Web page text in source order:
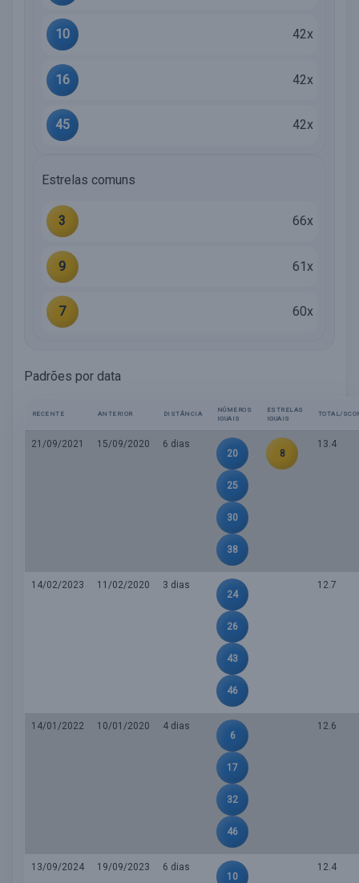
10 42x
16 42x
45 42x
Estrelas comuns
3 66x
9 61x
7 60x
Padrões por data
RECENTE ANTERIOR DISTÂNCIA
NÚMEROS
IGUAIS
ESTRELAS
IGUAIS
TOTAL/
21/09/2021 15/09/2020
6 dias
20
25
30
38
8
13.4
14/02/2023 11/02/2020
3 dias
24
26
43
46
12.7
14/01/2022 10/01/2020
4 dias
6
17
32
46
12.6
13/09/2024 19/09/2023
6 dias
10
12.4